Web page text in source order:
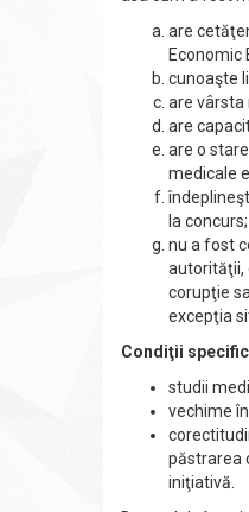
are
Economic
cunoaşte
are
are
are o
medicale
la concurs;
nu a fost
autorităţii,
corupţie
excepţia
Condiţii
studii
vechime
păstrarea
iniţiativă.